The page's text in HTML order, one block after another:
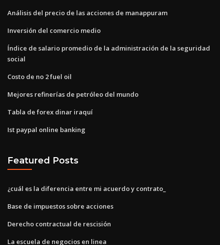
Análisis del precio de las acciones de manappuram
Inversión del comercio medio
Índice de salario promedio de la administración de la seguridad
social
Costo de no 2 fuel oil
Mejores refinerías de petróleo del mundo
Tabla de forex dinar iraquí
Ist paypal online banking
Featured Posts
¿cuál es la diferencia entre mi acuerdo y contrato_
Base de impuestos sobre acciones
Derecho contractual de rescisión
La escuela de negocios en linea